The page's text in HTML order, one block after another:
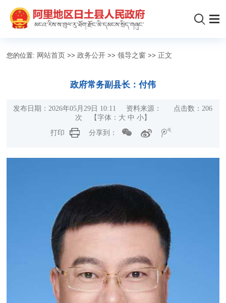
您的位置: 网站首页 >>政务公开 >>领导之窗 >> 正文
政府常务副县长：付伟
发布日期：2026年05月29日 10:11 资料来源： 点击数：206
次
【字体： 大 中 小】
打印
分享到：